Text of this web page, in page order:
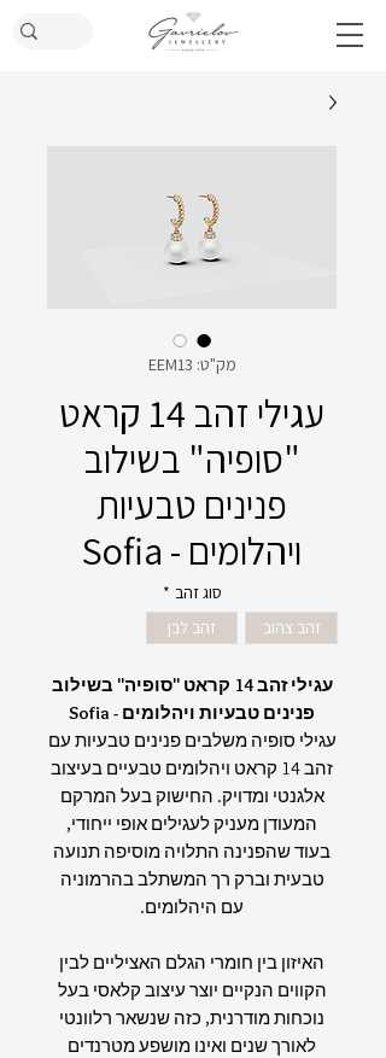
מק"ט: EEM13
עגילי זהב 14 קראט
"סופיה" בשילוב
פנינים טבעיות
ויהלומים - Sofia
סוג זהב *
זהב צהוב
זהב לבן
עגילי זהב 14 קראט "סופיה" בשילוב
פנינים טבעיות ויהלומים - Sofia
עגילי סופיה משלבים פנינים טבעיות עם
זהב 14 קראט ויהלומים טבעיים בעיצוב
אלגנטי ומדויק. החישוק בעל המרקם
המעודן מעניק לעגילים אופי ייחודי,
בעוד שהפנינה התלויה מוסיפה תנועה
טבעית וברק רך המשתלב בהרמוניה
עם היהלומים.
האיזון בין חומרי הגלם האציליים לבין
הקווים הנקיים יוצר עיצוב קלאסי בעל
נוכחות מודרנית, כזה שנשאר רלוונטי
לאורך שנים ואינו מושפע מטרנדים